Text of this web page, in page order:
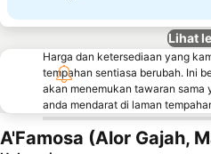
Lihat
Harga dan ketersediaan yang
tempahan sentiasa berubah. Ini
akan menemukan tawaran sama
anda mendarat di laman
A'Famosa (Alor Gajah,